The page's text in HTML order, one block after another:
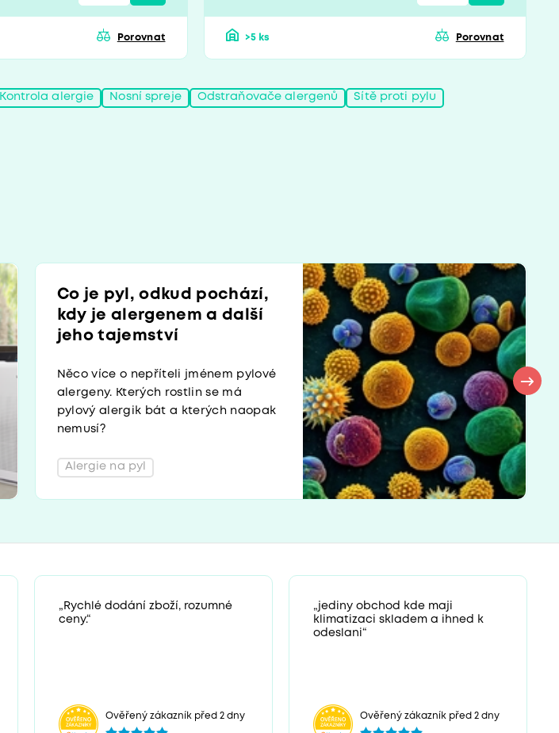
Porovnat >5 ks Porovnat
Kontrola alergie Nosní spreje Odstraňovače alergenů
Sítě proti pylu
Co je pyl, odkud pochází,
kdy je alergenem a další
jeho tajemství
Něco více o nepříteli jménem pylové
alergeny. Kterých rostlin se má
pylový alergik bát a kterých naopak
nemusí?
Alergie na pyl
„Rychlé dodání zboží, rozumné
ceny.“
Ověřený zákazník před 2 dny
„jediny obchod kde maji
klimatizaci skladem a ihned k
odeslani“
Ověřený zákazník před 2 dny